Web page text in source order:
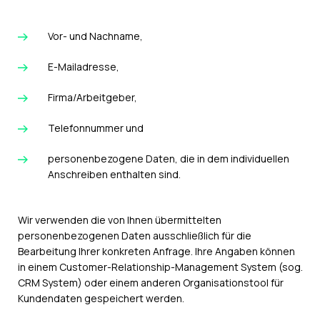
Vor- und Nachname,
E-Mailadresse,
Firma/Arbeitgeber,
Telefonnummer und
personenbezogene Daten, die in dem individuellen
Anschreiben enthalten sind.
Wir verwenden die von Ihnen übermittelten
personenbezogenen Daten ausschließlich für die
Bearbeitung Ihrer konkreten Anfrage. Ihre Angaben können
in einem Customer-Relationship-Management System (sog.
CRM System) oder einem anderen Organisationstool für
Kundendaten gespeichert werden.